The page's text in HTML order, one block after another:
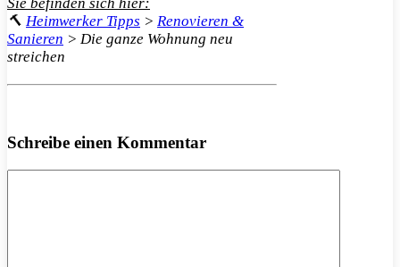
🔨 Heimwerker Tipps > Renovieren &
Sanieren > Die ganze Wohnung neu
streichen
Schreibe einen Kommentar